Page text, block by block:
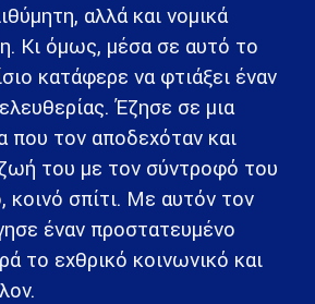
αλλά και νομικά
Κι όμως, μέσα σε αυτό το
κατάφερε να φτιάξει έναν
Έζησε σε μια
που τον αποδεχόταν και
του με τον σύντροφό του
κοινό σπίτι. Με αυτόν τον
έναν προστατευμένο
το εχθρικό κοινωνικό και